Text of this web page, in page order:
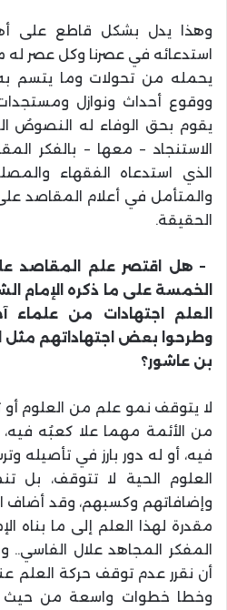
وهذا يدل بشكل قاطع على
استدعائه في عصرنا وكل عصر له
يحمله من تحولات وما يتسم
ووقوع أحداث ونوازل
يقوم بحق الوفاء له النصوصُ
الاستنجاد – معها – بالفكر
الذي استدعاه الفقهاء
والمتأمل في أعلام المقاصد
الحقيقة.
–هل اقتصر علم المقاصد
الخمسة على ما ذكره الإمام
العلم اجتهادات من علماء
وطرحوا بعض اجتهاداتهم مثل
بن عاشور؟
لا يتوقف نمو علم من العلوم أو
من الأئمة مهما علا كعبُه
فيه، أو له دور بارز في تأصيله
العلوم الحية لا تتوقف، بل
وإضافاتهم وكسبهم، وقد أضاف
مقدرة لهذا العلم إلى ما بناه
المفكر المجاهد علال
أن نقرر عدم توقف حركة العلم
وخطا خطوات واسعة من حيث